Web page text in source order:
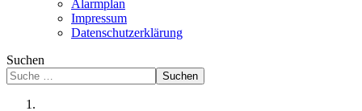
Alarmplan
Impressum
Datenschutzerklärung
Suchen
Suchen